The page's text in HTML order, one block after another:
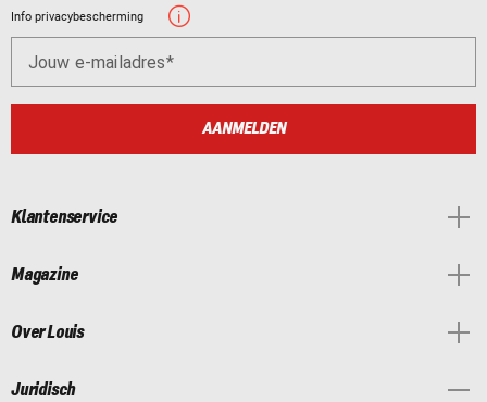
Info privacybescherming
Jouw e-mailadres
AANMELDEN
Klantenservice
Magazine
Over Louis
Juridisch